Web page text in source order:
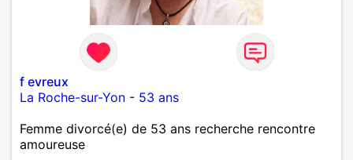
f evreux
La Roche-sur-Yon - 53 ans
Femme divorcé(e) de 53 ans recherche rencontre
amoureuse